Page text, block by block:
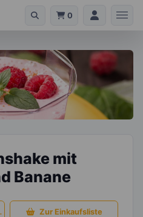
0
mit
Banane
Zur Einkaufsliste